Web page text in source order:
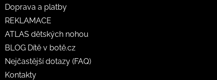
Doprava a platby
REKLAMACE
ATLAS dětských nohou
BLOG Dítě v botě.cz
Nejčastější dotazy (FAQ)
Kontakty